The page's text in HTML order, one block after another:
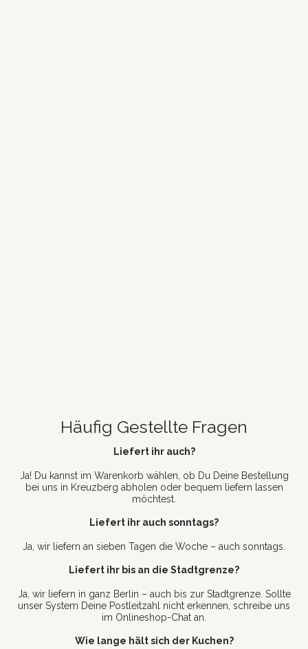
Häufig Gestellte Fragen
Liefert ihr auch?
Ja! Du kannst im Warenkorb wählen, ob Du Deine Bestellung
bei uns in Kreuzberg abholen oder bequem liefern lassen
möchtest.
Liefert ihr auch sonntags?
Ja, wir liefern an sieben Tagen die Woche – auch sonntags.
Liefert ihr bis an die Stadtgrenze?
Ja, wir liefern in ganz Berlin – auch bis zur Stadtgrenze. Sollte
unser System Deine Postleitzahl nicht erkennen, schreibe uns
im Onlineshop-Chat an.
Wie lange hält sich der Kuchen?